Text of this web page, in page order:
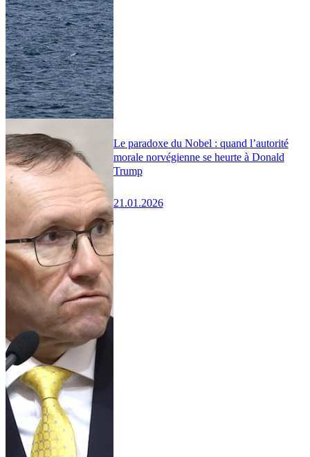
Le paradoxe du Nobel : quand l’autorité
morale norvégienne se heurte à Donald
Trump
21.01.2026